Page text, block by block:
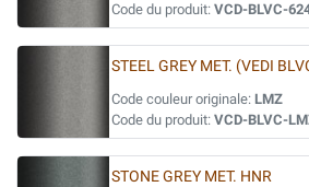
Code du produit: VCD-BLVC-
STEEL GREY MET. (VEDI
Code couleur originale: LMZ
Code du produit: VCD-BLVC-
STONE GREY MET. HNR